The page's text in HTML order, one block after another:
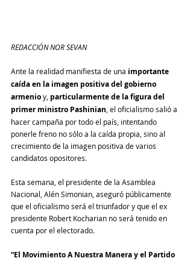
REDACCIÓN NOR SEVAN
Ante la realidad manifiesta de una importante
caída en la imagen positiva del gobierno
armenio y, particularmente de la figura del
primer ministro Pashinian, el oficialismo salió a
hacer campaña por todo el país, intentando
ponerle freno no sólo a la caída propia, sino al
crecimiento de la imagen positiva de varios
candidatos opositores.
Esta semana, el presidente de la Asamblea
Nacional, Alén Simonian, aseguró públicamente
que el oficialismo será el triunfador y que el ex
presidente Robert Kocharian no será tenido en
cuenta por el electorado.
“El Movimiento A Nuestra Manera y el Partido